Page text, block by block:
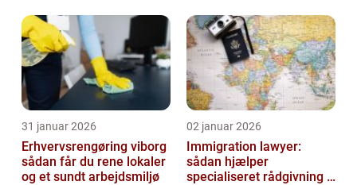
31 januar 2026
Erhvervsrengøring viborg
sådan får du rene lokaler
og et sundt arbejdsmiljø
02 januar 2026
Immigration lawyer:
sådan hjælper
specialiseret rådgivning i